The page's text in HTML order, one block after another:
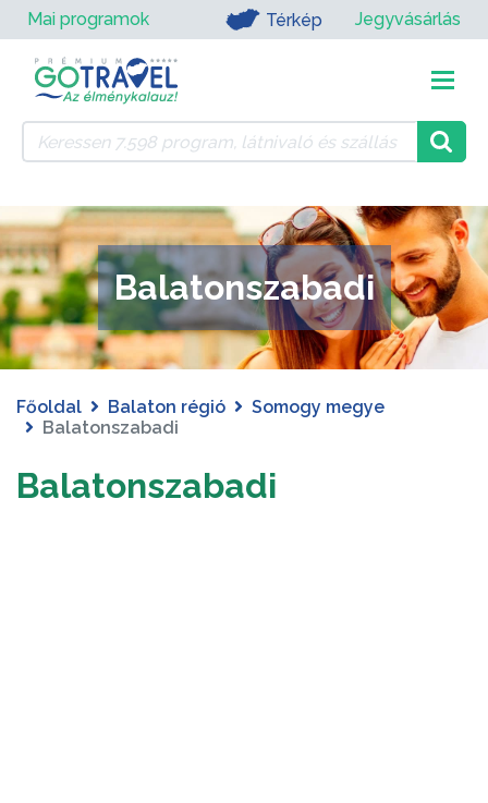
Mai programok Térkép Jegyvásárlás
Balatonszabadi
Főoldal Balaton régió
Somogy megye
Balatonszabadi
Balatonszabadi